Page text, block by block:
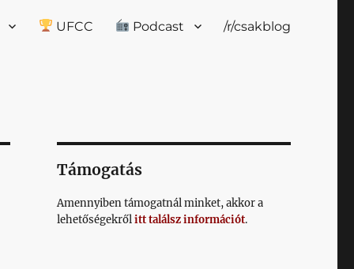
UFCC Podcast /r/csakblog
Támogatás
Amennyiben támogatnál minket, akkor a
lehetőségekrőlitt találsz információt.